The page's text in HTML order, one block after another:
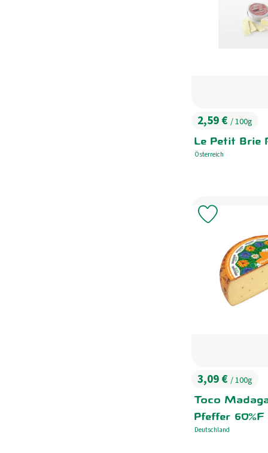
, Preis:
2,59 € / 100g
Le Petit Brie
, Herkunft:
Österreich
, Preis:
3,09 € / 100g
Toco
Pfeffer 60%F
, Herkunft:
Deutschland
Produkt